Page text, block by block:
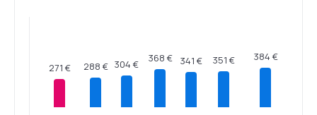
271 € 288 € 304 €
368 € 341 € 351 € 384 €